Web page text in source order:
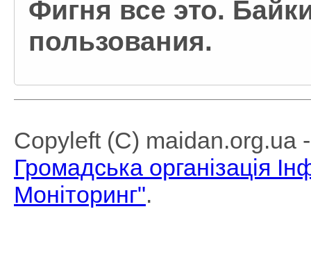
Фигня все это.
пользования.
Copyleft (C) maidan.org.ua
Громадська організація
Моніторинг".